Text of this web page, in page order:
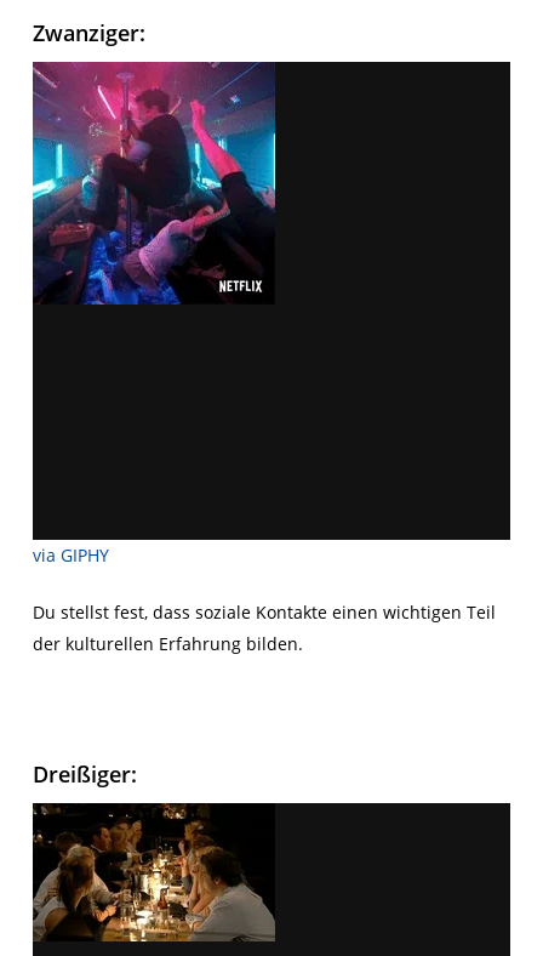
Zwanziger:
via GIPHY
Du stellst fest, dass soziale Kontakte einen wichtigen Teil
der kulturellen Erfahrung bilden.
Dreißiger: